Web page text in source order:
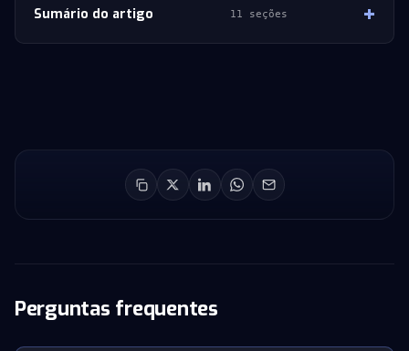
Sumário do artigo 11 seções
Perguntas frequentes